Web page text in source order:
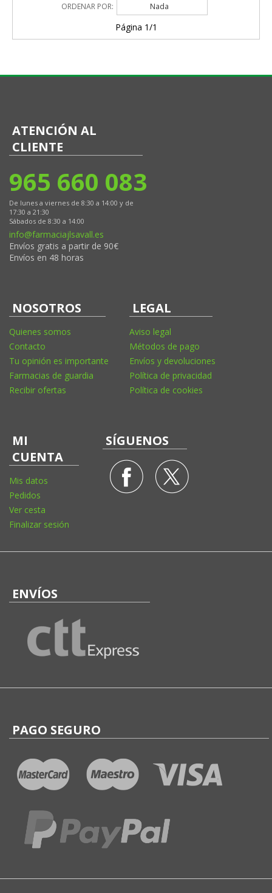
ORDENAR POR: Nada
Página 1/1
ATENCIÓN AL
CLIENTE
965 660 083
De lunes a viernes de 8:30 a 14:00 y de
17:30 a 21:30
Sábados de 8:30 a 14:00
info@farmaciajlsavall.es
Envíos gratis a partir de 90€
Envíos en 48 horas
NOSOTROS
Quienes somos
Contacto
Tu opinión es importante
Farmacias de guardia
Recibir ofertas
LEGAL
Aviso legal
Métodos de pago
Envíos y devoluciones
Política de privacidad
Política de cookies
MI
CUENTA
Mis datos
Pedidos
Ver cesta
Finalizar sesión
SÍGUENOS
ENVÍOS
PAGO SEGURO